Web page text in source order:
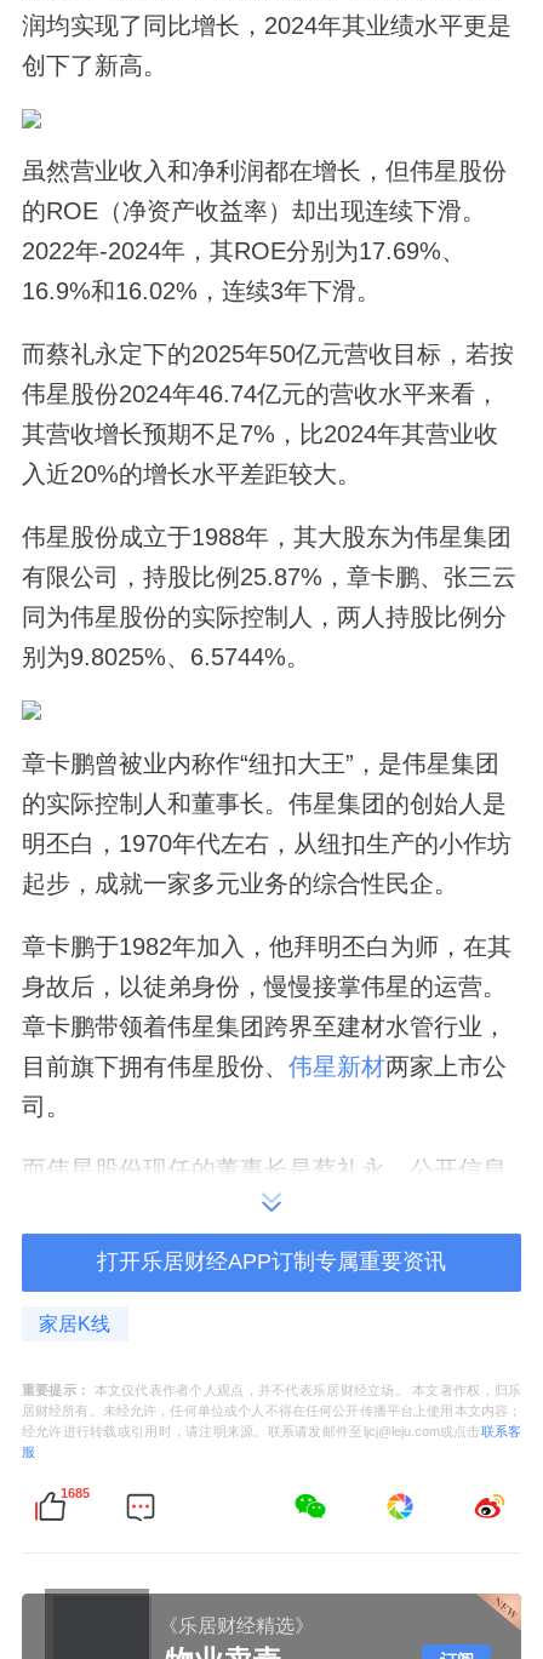
润均实现了同比增长，2024年其业绩水平更是
创下了新高。
虽然营业收入和净利润都在增长，但伟星股份
的ROE（净资产收益率）却出现连续下滑。
2022年-2024年，其ROE分别为17.69%、
16.9%和16.02%，连续3年下滑。
而蔡礼永定下的2025年50亿元营收目标，若按
伟星股份2024年46.74亿元的营收水平来看，
其营收增长预期不足7%，比2024年其营业收
入近20%的增长水平差距较大。
伟星股份成立于1988年，其大股东为伟星集团
有限公司，持股比例25.87%，章卡鹏、张三云
同为伟星股份的实际控制人，两人持股比例分
别为9.8025%、6.5744%。
章卡鹏曾被业内称作“纽扣大王”，是伟星集团
的实际控制人和董事长。伟星集团的创始人是
明丕白，1970年代左右，从纽扣生产的小作坊
起步，成就一家多元业务的综合性民企。
章卡鹏于1982年加入，他拜明丕白为师，在其
身故后，以徒弟身份，慢慢接掌伟星的运营。
章卡鹏带领着伟星集团跨界至建材水管行业，
目前旗下拥有伟星股份、 伟星新材两家上市公
司。
而伟星股份现任的董事长是蔡礼永。公开信息
披露，蔡礼永拥有工商管理大专学历，工商管
高级经济师，具有三十多年企业管理经验:曾任
伟星股份总经理、伟星拉链配件重事长，现任
伟星股份董事长、浙江伟星进出口执行董事、
事。
据2023年年报，伟星股份59岁董事长蔡礼永从
同期为135.19万元。而到了2024年，财报披
露，蔡礼永的税前报酬总额达到164.6万元，意
打开乐居财经APP订制专属重要资讯
家居K线
重要提示：
本文仅代表作者个人观点，并不代表乐居财经立场。 本文著作权，归乐
居财经所有。未经允许，任何单位或个人不得在任何公开传播平台上使用本文内容；
经允许进行转载或引用时，请注明来源。联系请发邮件至ljcj@leju.com或点击联系客
服
1685
《乐居财经精选》